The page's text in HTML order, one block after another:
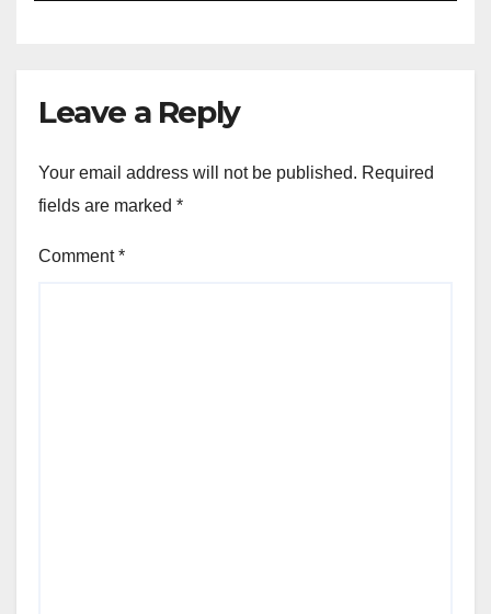
Leave a Reply
Your email address will not be published. Required
fields are marked *
Comment*